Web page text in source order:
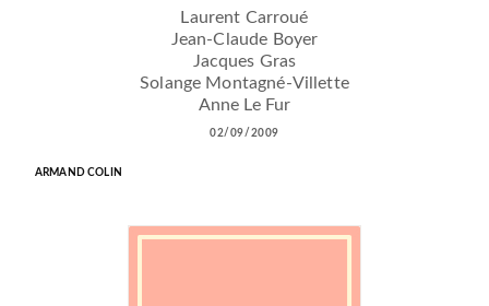
Laurent Carroué
Jean-Claude Boyer
Jacques Gras
Solange Montagné-Villette
Anne Le Fur
02/09/2009
ARMAND COLIN